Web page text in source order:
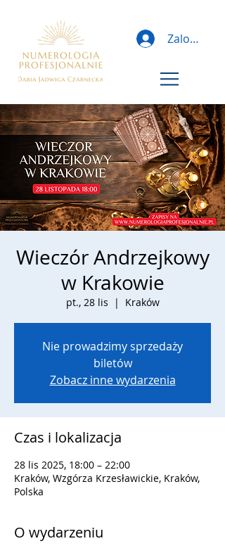
Zaloguj
Wieczór Andrzejkowy
w Krakowie
pt., 28 lis
  |
Kraków
Nie prowadzimy sprzedaży
biletów
Zobacz inne wydarzenia
Czas i lokalizacja
28 lis 2025, 18:00 – 22:00
Kraków, Wzgórza Krzesławickie, Kraków,
Polska
O wydarzeniu